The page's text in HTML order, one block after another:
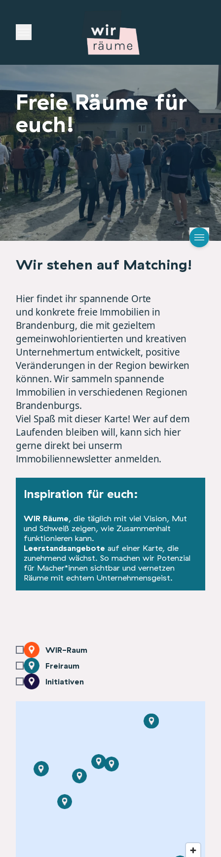
Freie Räume für
euch!
Wir stehen auf Matching!
Hier findet ihr spannende Orte
und konkrete freie Immobilien in
Brandenburg, die mit gezieltem
gemeinwohlorientierten und kreativen
Unternehmertum entwickelt, positive
Veränderungen in der Region bewirken
können. Wir sammeln spannende
Immobilien in verschiedenen Regionen
Brandenburgs.
Viel Spaß mit dieser Karte! Wer auf dem
Laufenden bleiben will, kann sich hier
gerne direkt bei unserm
Immobiliennewsletter anmelden.
Inspiration für euch:
WIR Räume, die täglich mit viel Vision, Mut
und Schweiß zeigen, wie Zusammenhalt
funktionieren kann.
Leerstandsangebote auf einer Karte, die
zunehmend wächst. So machen wir Potenzial
für Macher*innen sichtbar und vernetzen
Räume mit echtem Unternehmensgeist.
WIR-Raum
Freiraum
Initiativen